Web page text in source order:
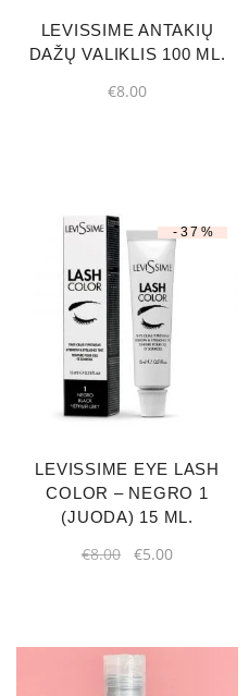
LEVISSIME ANTAKIŲ
DAŽŲ VALIKLIS 100 ML.
€8.00
-37%
LEVISSIME EYE LASH
COLOR – NEGRO 1
(JUODA) 15 ML.
€8.00 €5.00